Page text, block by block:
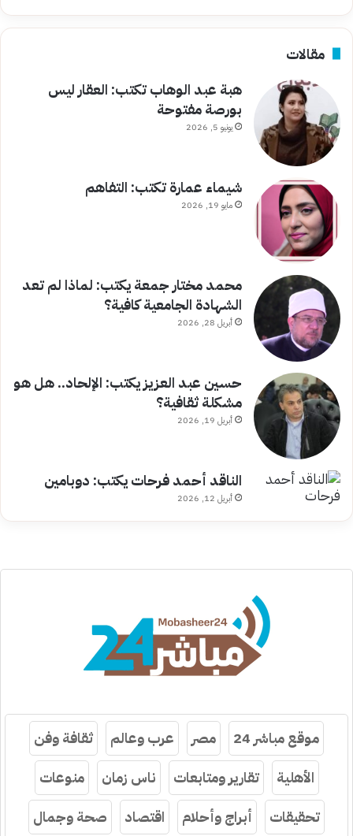
مقالات
هبة عبد الوهاب تكتب: العقار ليس
بورصة مفتوحة
يونيو 5, 2026
شيماء عمارة تكتب: التفاهم
مايو 19, 2026
محمد مختار جمعة يكتب: لماذا لم تعد
الشهادة الجامعية كافية؟
أبريل 28, 2026
حسين عبد العزيز يكتب: الإلحاد.. هل هو
مشكلة ثقافية؟
أبريل 19, 2026
الناقد أحمد فرحات يكتب: دوبامين
أبريل 12, 2026
موقع مباشر 24 مصر عرب وعالم
ثقافة وفن
الأهلية
تقارير ومتابعات ناس زمان
منوعات
تحقيقات
أبراج وأحلام اقتصاد صحة وجمال